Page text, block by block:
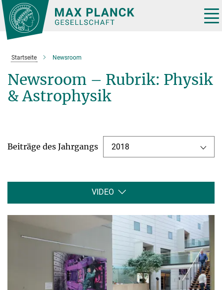
Hauptinhalt
Startseite Newsroom
Newsroom – Rubrik: Physik
& Astrophysik
Beiträge des Jahrgangs 2018
VIDEO